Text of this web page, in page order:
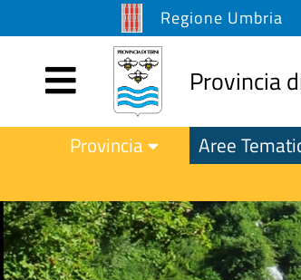
Regione Umbria
Provincia
Provincia Aree